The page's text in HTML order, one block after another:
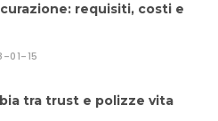
requisiti, costi e
01-15
tra trust e polizze vita